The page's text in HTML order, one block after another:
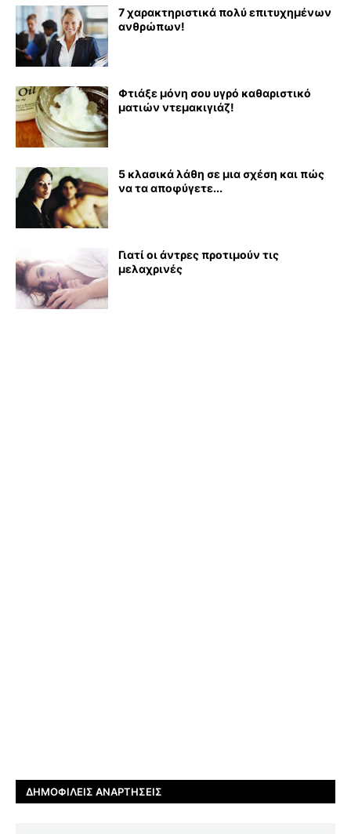
7 χαρακτηριστικά πολύ επιτυχημένων
ανθρώπων!
Φτιάξε μόνη σου υγρό καθαριστικό
ματιών ντεμακιγιάζ!
5 κλασικά λάθη σε μια σχέση και πώς
να τα αποφύγετε...
Γιατί οι άντρες προτιμούν τις
μελαχρινές
ΔΗΜΟΦΙΛΕΊΣ ΑΝΑΡΤΉΣΕΙΣ